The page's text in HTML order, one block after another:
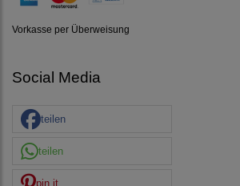
Vorkasse per Überweisung
Social Media
teilen
teilen
pin it